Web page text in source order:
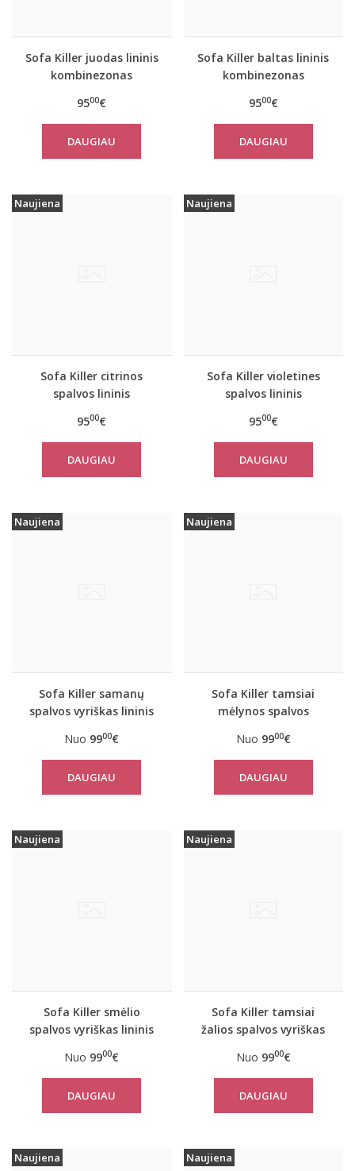
Sofa Killer juodas lininis
kombinezonas
9500€
DAUGIAU
Sofa Killer baltas lininis
kombinezonas
9500€
DAUGIAU
Naujiena
Sofa Killer citrinos
spalvos lininis
9500€
DAUGIAU
Naujiena
Sofa Killer violetines
spalvos lininis
9500€
DAUGIAU
Naujiena
Sofa Killer samanų
spalvos vyriškas lininis
Nuo 9900€
DAUGIAU
Naujiena
Sofa Killer tamsiai
mėlynos spalvos
kombinezonas
Nuo 9900€
DAUGIAU
Naujiena
Sofa Killer smėlio
spalvos vyriškas lininis
Nuo 9900€
DAUGIAU
Naujiena
Sofa Killer tamsiai
žalios spalvos vyriškas
Nuo 9900€
DAUGIAU
Naujiena Naujiena